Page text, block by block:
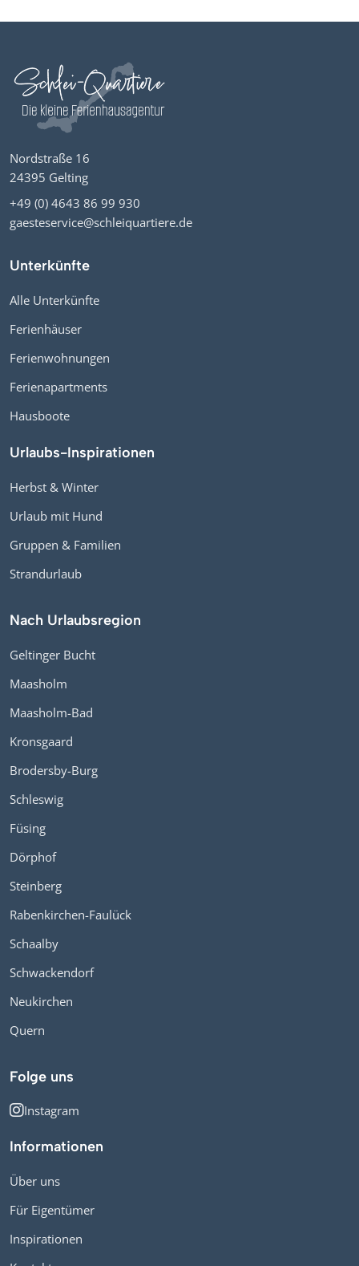
Nordstraße 16
24395 Gelting
+49 (0) 4643 86 99 930
gaesteservice@schleiquartiere.de
Unterkünfte
Alle Unterkünfte
Ferienhäuser
Ferienwohnungen
Ferienapartments
Hausboote
Urlaubs-Inspirationen
Herbst & Winter
Urlaub mit Hund
Gruppen & Familien
Strandurlaub
Nach Urlaubsregion
Geltinger Bucht
Maasholm
Maasholm-Bad
Kronsgaard
Brodersby-Burg
Schleswig
Füsing
Dörphof
Steinberg
Rabenkirchen-Faulück
Schaalby
Schwackendorf
Neukirchen
Quern
Folge uns
Instagram
Informationen
Über uns
Für Eigentümer
Inspirationen